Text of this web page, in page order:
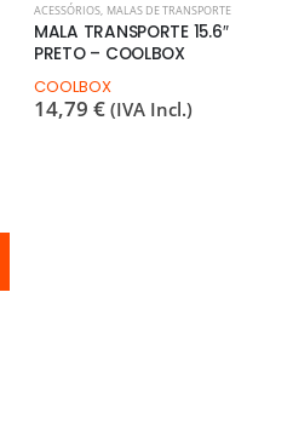
ACESSÓRIOS, MALAS DE TRANSPORTE
MALA TRANSPORTE 15.6″
PRETO – COOLBOX
COOLBOX
14,79 € (IVA Incl.)